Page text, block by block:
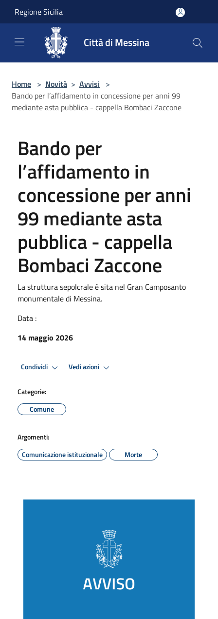
Regione Sicilia
Città di Messina
Home > Novità > Avvisi >
Bando per l’affidamento in concessione per anni 99
mediante asta pubblica - cappella Bombaci Zaccone
Bando per
l’affidamento in
concessione per anni
99 mediante asta
pubblica - cappella
Bombaci Zaccone
La struttura sepolcrale è sita nel Gran Camposanto
monumentale di Messina.
Data :
14 maggio 2026
Condividi Vedi azioni
Categorie:
Comune
Argomenti:
Comunicazione istituzionale
Morte